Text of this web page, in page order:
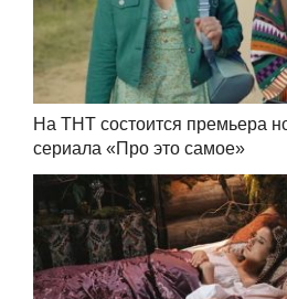
На ТНТ состоится премьера
сериала «Про это самое»